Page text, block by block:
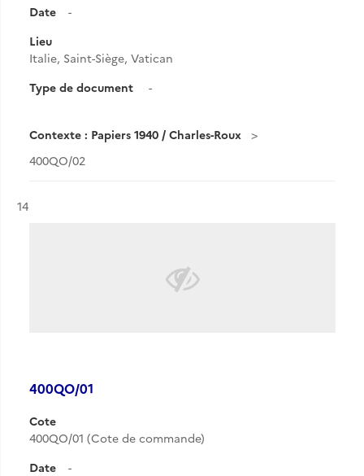
Date
-
Lieu
Italie, Saint-Siège, Vatican
Type de document
-
Contexte : Papiers 1940 / Charles-Roux
400QO/02
Résultat n°
14
400QO/01
Cote
400QO/01 (Cote de commande)
Date
-